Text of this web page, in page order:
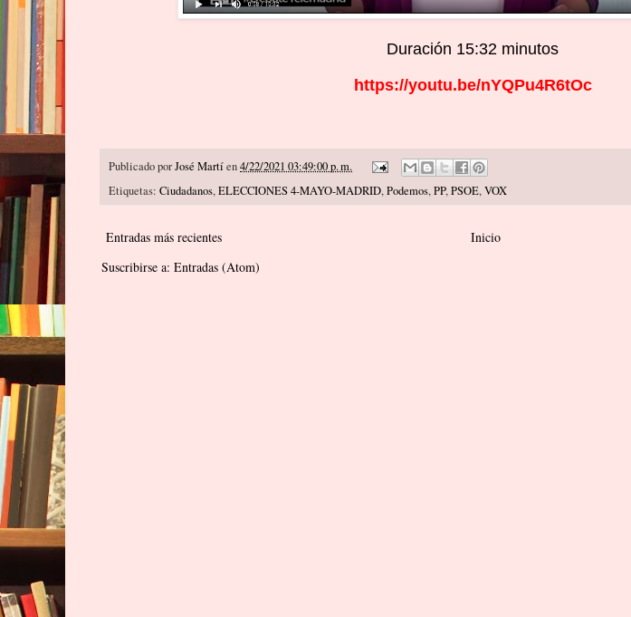
Duración 15:32 minutos
https://youtu.be/nYQPu4R6tOc
Publicado porJosé Martíen4/22/2021 03:49:00 p. m.
Etiquetas: Ciudadanos,ELECCIONES 4-MAYO-MADRID,Podemos,PP,PSOE,VOX
Entradas más recientes
Inicio
Suscribirse a: Entradas (Atom)